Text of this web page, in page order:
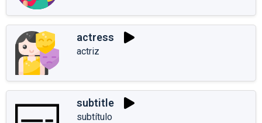
actress
actriz
subtitle
subtítulo